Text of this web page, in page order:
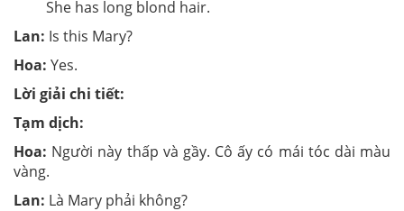
She has long blond hair.
Lan: Is this Mary?
Hoa: Yes.
Lời giải chi tiết:
Tạm dịch:
Hoa: Người này thấp và gầy. Cô ấy có mái tóc dài màu
vàng.
Lan: Là Mary phải không?